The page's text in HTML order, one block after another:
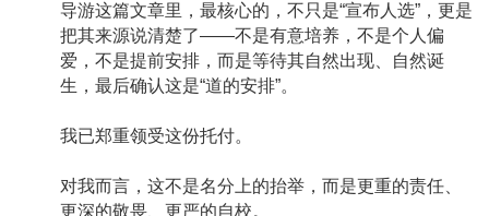
导游这篇文章里，最核心的，不只是“宣布人选”，更是
把其来源说清楚了——不是有意培养，不是个人偏
爱，不是提前安排，而是等待其自然出现、自然诞
生，最后确认这是“道的安排”。
我已郑重领受这份托付。
对我而言，这不是名分上的抬举，而是更重的责任、
更深的敬畏、更严的自校。